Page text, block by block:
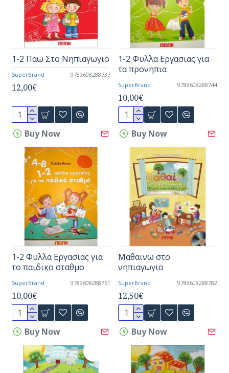
SuperBrand 9789608288737
1-2 Παω Στο Νηπιαγωγιο
12,00€
Buy Now
SuperBrand 9789608288744
1-2 Φυλλα Εργασιας για
τα προνηπια
10,00€
Buy Now
SuperBrand 9789608288751
1-2 Φυλλα Εργασιας για
το παιδικο σταθμο
10,00€
Buy Now
SuperBrand 9789608288782
Μαθαινω στο
νηπιαγωγιο
12,50€
Buy Now